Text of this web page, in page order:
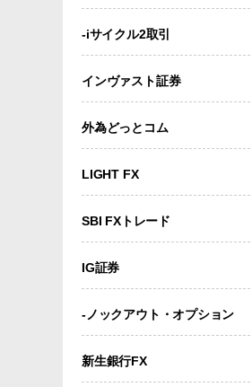
-iサイクル2取引
インヴァスト証券
外為どっとコム
LIGHT FX
SBI FXトレード
IG証券
-ノックアウト・オプション
新生銀行FX